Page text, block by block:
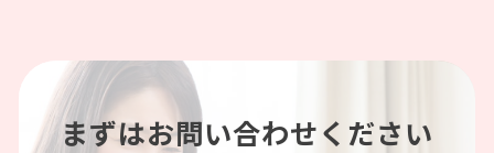
まずはお問い合わせください